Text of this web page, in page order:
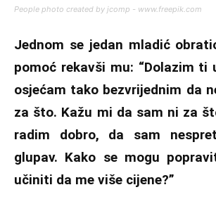
People photo created by jcomp - www.freepik.com
Jednom se jedan mladić
pomoć rekavši mu: “Dolazim ti
osjećam tako bezvrijednim da
za što. Kažu mi da sam ni za
radim dobro, da sam
glupav. Kako se mogu
učiniti da me više cijene?”